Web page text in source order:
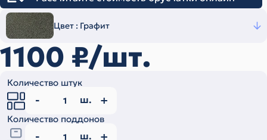
Цвет : Графит
1100 ₽/шт.
Количество штук
ш.
Количество поддонов
ш.